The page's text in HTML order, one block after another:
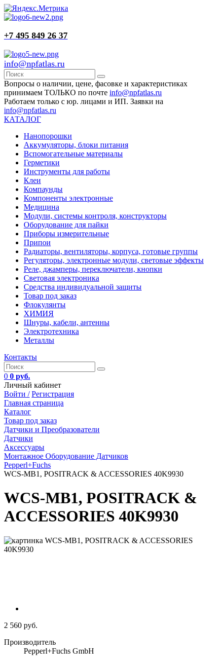
+7 495 849 26 37
info@npfatlas.ru
Вопросы о наличии, цене, фасовке и характеристиках
принимаем ТОЛЬКО по почте info@npfatlas.ru
Работаем только с юр. лицами и ИП. Заявки на
info@npfatlas.ru
КАТАЛОГ
Нанопорошки
Аккумуляторы, блоки питания
Вспомогательные материалы
Герметики
Инструменты для работы
Клеи
Компаунды
Компоненты электронные
Медицина
Модули, системы контроля, конструкторы
Оборудование для пайки
Приборы измерительные
Припои
Радиаторы, вентиляторы, корпуса, готовые группы
Регуляторы, электронные модули, световые эффекты
Реле, джамперы, переключатели, кнопки
Световая электроника
Средства индивидуальной защиты
Товар под заказ
Флокулянты
ХИМИЯ
Шнуры, кабели, антенны
Электротехника
Металлы
Контакты
0 0 руб.
Личный кабинет
Войти / Регистрация
Главная страница
Каталог
Товар под заказ
Датчики и Преобразователи
Датчики
Аксессуары
Монтажное Оборудование Датчиков
Pepperl+Fuchs
WCS-MB1, POSITRACK & ACCESSORIES 40K9930
WCS-MB1, POSITRACK &
ACCESSORIES 40K9930
2 560 руб.
Производитель
Pepperl+Fuchs GmbH